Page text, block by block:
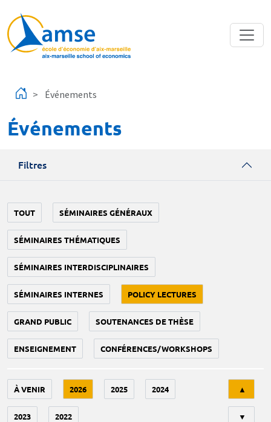
Événements
Événements
Filtres
TOUT SÉMINAIRES GÉNÉRAUX
SÉMINAIRES THÉMATIQUES
SÉMINAIRES INTERDISCIPLINAIRES
SÉMINAIRES INTERNES POLICY LECTURES
GRAND PUBLIC SOUTENANCES DE THÈSE
ENSEIGNEMENT CONFÉRENCES/WORKSHOPS
À VENIR 2026 2025 2024
2023 2022
▲
▼